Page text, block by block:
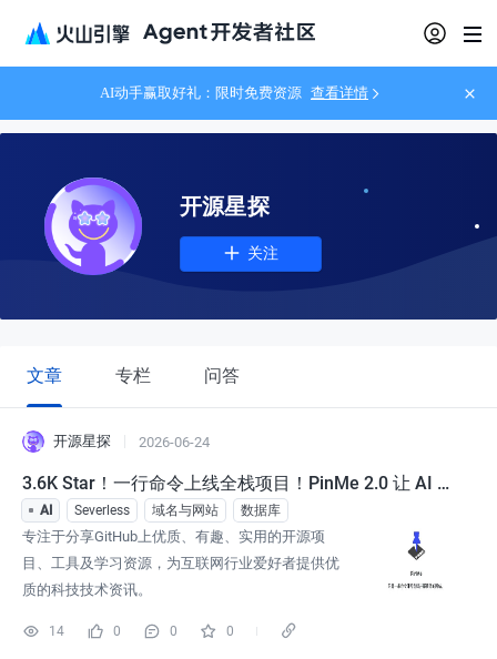
AI动手赢取好礼：限时免费资源 查看详情
开源星探
关注
文章 专栏 问答
开源星探 2026-06-24
3.6K Star！一行命令上线全栈项目！PinMe 2.0 让 AI A
gent 也能发布网站
AI Severless 域名与网站 数据库
专注于分享GitHub上优质、有趣、实用的开源项
目、工具及学习资源，为互联网行业爱好者提供优
质的科技技术资讯。
14 0 0 0